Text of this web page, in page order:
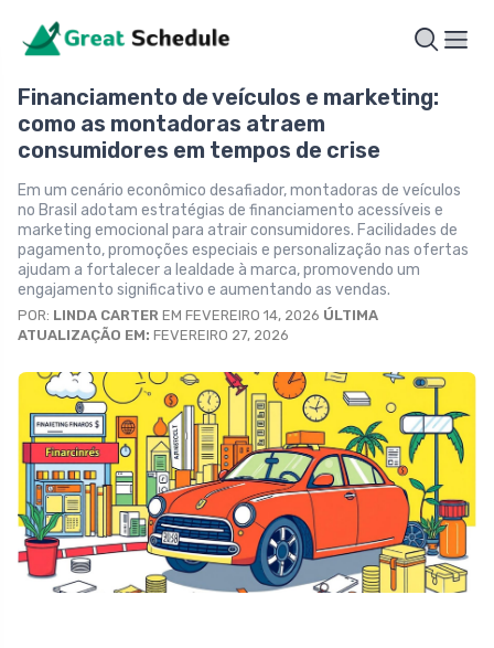
Financiamento de veículos e marketing:
como as montadoras atraem
consumidores em tempos de crise
Em um cenário econômico desafiador, montadoras de veículos
no Brasil adotam estratégias de financiamento acessíveis e
marketing emocional para atrair consumidores. Facilidades de
pagamento, promoções especiais e personalização nas ofertas
ajudam a fortalecer a lealdade à marca, promovendo um
engajamento significativo e aumentando as vendas.
POR: LINDA CARTER EM FEVEREIRO 14, 2026 ÚLTIMA
ATUALIZAÇÃO EM: FEVEREIRO 27, 2026